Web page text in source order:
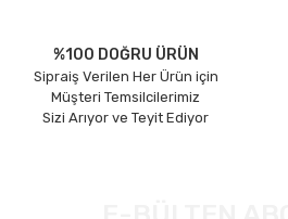
%100 DOĞRU ÜRÜN
Sipraiş Verilen Her Ürün için
Müşteri Temsilcilerimiz
Sizi Arıyor ve Teyit Ediyor